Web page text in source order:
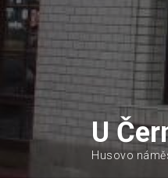
U
Husovo